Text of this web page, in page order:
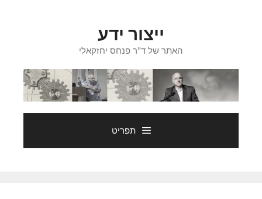
ייצור ידע
האתר של ד"ר פנחס יחזקאלי
תפריט